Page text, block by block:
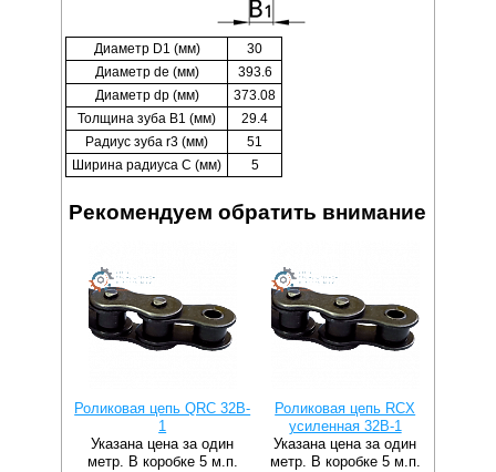
Диаметр D1 (мм)
30
Диаметр de (мм)
393.6
Диаметр dp (мм)
373.08
Толщина зуба B1 (мм)
29.4
Радиус зуба r3 (мм)
51
Ширина радиуса C (мм)
5
Рекомендуем обратить внимание
Роликовая цепь QRC 32B-
1
Указана цена за один
метр. В коробке 5 м.п.
Роликовая цепь RCX
усиленная 32B-1
Указана цена за один
метр. В коробке 5 м.п.